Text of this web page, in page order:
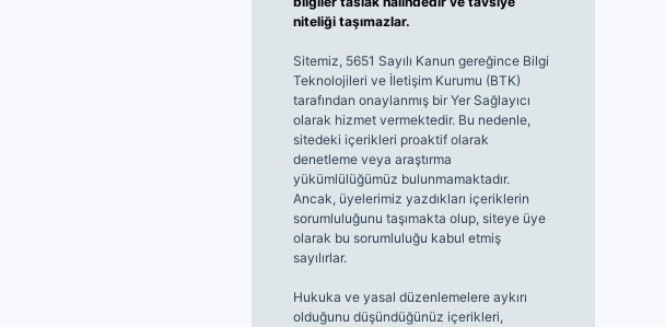
niteliği taşımazlar.
Sitemiz, 5651 Sayılı Kanun gereğince Bilgi
Teknolojileri ve İletişim Kurumu (BTK)
tarafından onaylanmış bir Yer Sağlayıcı
olarak hizmet vermektedir. Bu nedenle,
sitedeki içerikleri proaktif olarak
denetleme veya araştırma
yükümlülüğümüz bulunmamaktadır.
Ancak, üyelerimiz yazdıkları içeriklerin
sorumluluğunu taşımakta olup, siteye üye
olarak bu sorumluluğu kabul etmiş
sayılırlar.
Hukuka ve yasal düzenlemelere aykırı
olduğunu düşündüğünüz içerikleri,